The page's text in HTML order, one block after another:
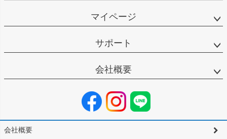
マイページ
サポート
会社概要
会社概要